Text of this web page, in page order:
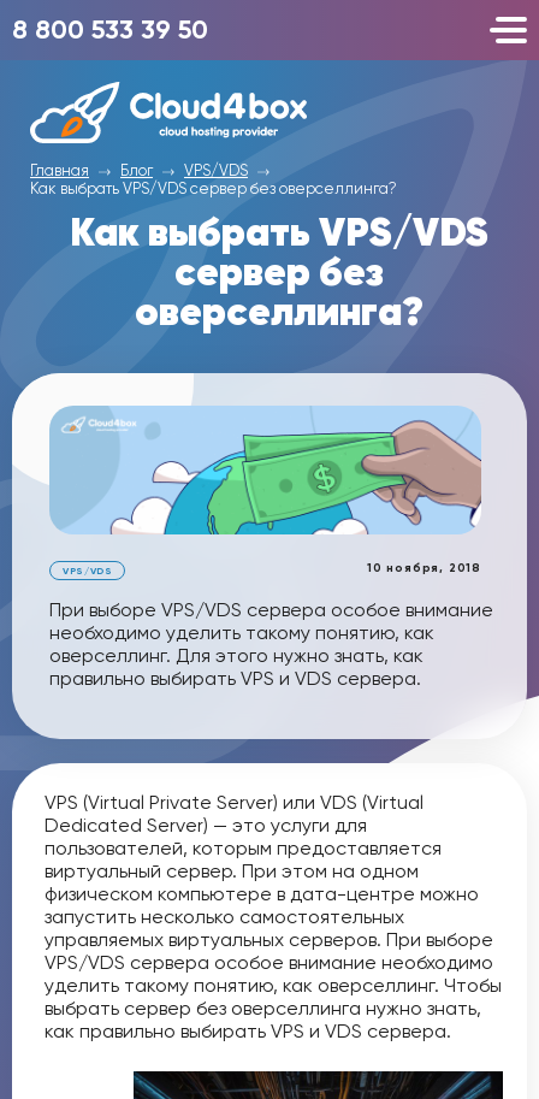
8 800 533 39 50
Главная Блог
VPS/VDS
Как выбрать VPS/VDS сервер без оверселлинга?
Как выбрать VPS/VDS
сервер без
оверселлинга?
10 ноября, 2018
VPS/VDS
При выборе VPS/VDS сервера особое внимание
необходимо уделить такому понятию, как
оверселлинг. Для этого нужно знать, как
правильно выбирать VPS и VDS сервера.
VPS (Virtual Private Server) или VDS (Virtual
Dedicated Server) — это услуги для
пользователей, которым предоставляется
виртуальный сервер. При этом на одном
физическом компьютере в дата-центре можно
запустить несколько самостоятельных
управляемых виртуальных серверов. При выборе
VPS/VDS сервера особое внимание необходимо
уделить такому понятию, как оверселлинг. Чтобы
выбрать сервер без оверселлинга нужно знать,
как правильно выбирать VPS и VDS сервера.